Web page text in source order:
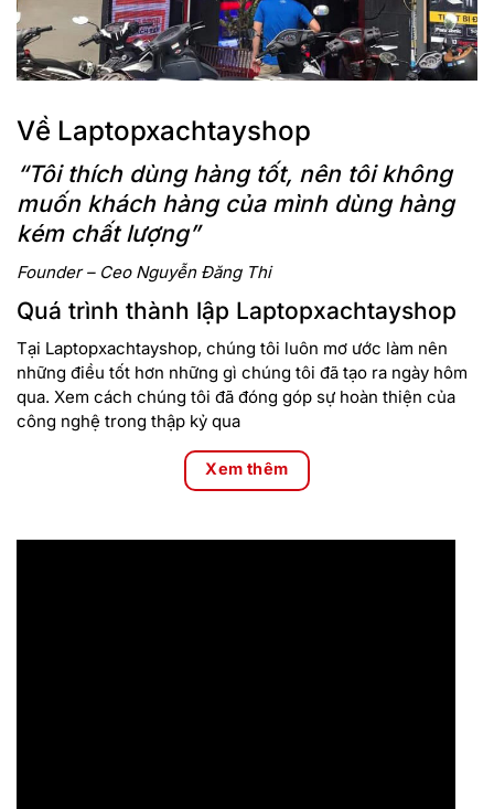
Về Laptopxachtayshop
“Tôi thích dùng hàng tốt, nên tôi không
muốn khách hàng của mình dùng hàng
kém chất lượng”
Founder – Ceo Nguyễn Đăng Thi
Quá trình thành lập Laptopxachtayshop
Tại Laptopxachtayshop, chúng tôi luôn mơ ước làm nên
những điều tốt hơn những gì chúng tôi đã tạo ra ngày hôm
qua. Xem cách chúng tôi đã đóng góp sự hoàn thiện của
công nghệ trong thập kỷ qua
Xem thêm